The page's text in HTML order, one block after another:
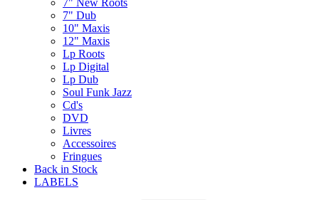
7" New Roots
7" Dub
10" Maxis
12" Maxis
Lp Roots
Lp Digital
Lp Dub
Soul Funk Jazz
Cd's
DVD
Livres
Accessoires
Fringues
Back in Stock
LABELS